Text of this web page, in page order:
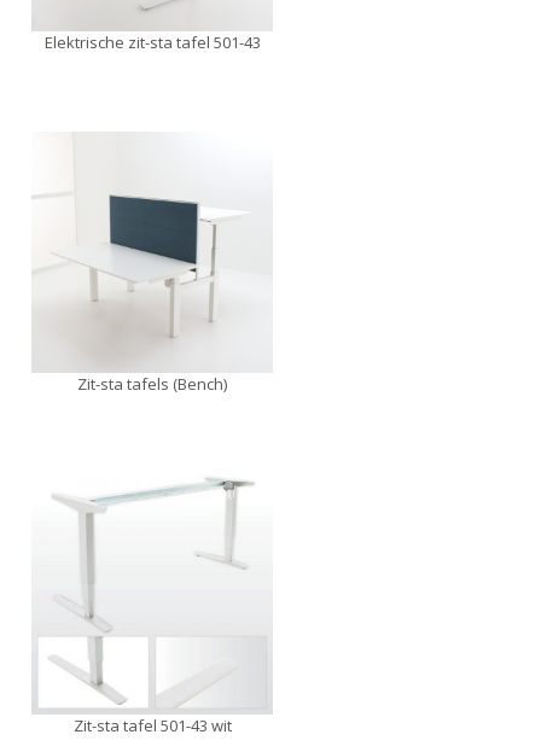
Elektrische zit-sta tafel 501-43
Zit-sta tafels (Bench)
Zit-sta tafel 501-43 wit